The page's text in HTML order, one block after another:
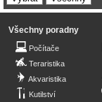
Všechny poradny
Počítače
Teraristika
Akvaristika
Kutilství